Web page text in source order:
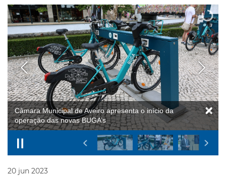
Câmara Municipal de Aveiro apresenta o início da
operação das novas BUGA’s
20 jun 2023